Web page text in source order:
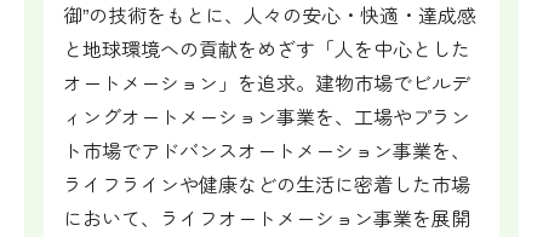
御”の技術をもとに、人々の安心・快適・達成感
と地球環境への貢献をめざす「人を中心とした
オートメーション」を追求。建物市場でビルデ
ィングオートメーション事業を、工場やプラン
ト市場でアドバンスオートメーション事業を、
ライフラインや健康などの生活に密着した市場
において、ライフオートメーション事業を展開